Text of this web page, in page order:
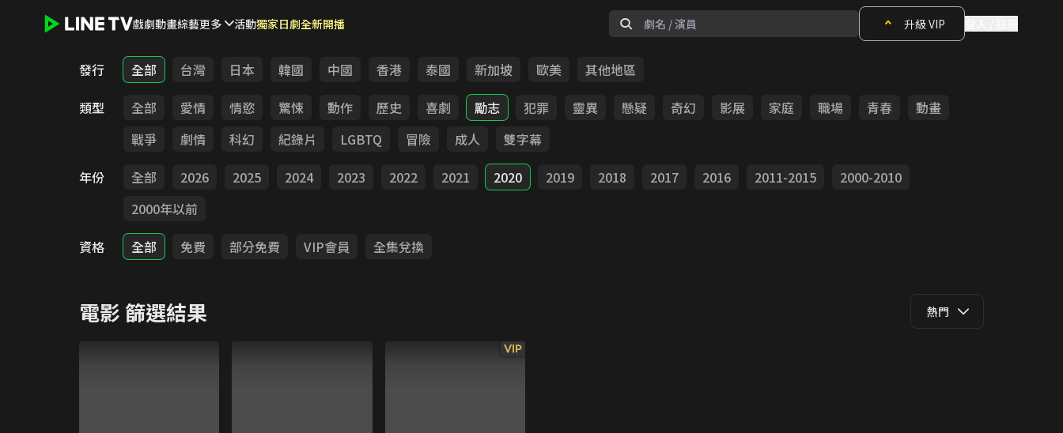
戲劇動畫綜藝更多 活動獨家日劇全新開播 升級 VIP
發行 全部 台灣 日本 韓國 中國 香港 泰國 新加坡 歐美
其他地區
類型
全部 愛情 情慾 驚悚 動作 歷史 喜劇 勵志 犯罪 靈異 懸疑 奇幻 影展 家庭 職場 青春
動畫
戰爭
劇情 科幻 紀錄片 LGBTQ 冒險 成人
雙字幕
年份
全部 2026 2025 2024 2023 2022 2021 2020 2019 2018 2017 2016 2011-2015
2000-2010
2000年以前
資格
全部 免費 部分免費 VIP會員 全集兌換
電影 篩選結果 熱門
VIP